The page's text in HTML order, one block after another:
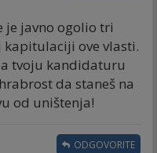
je javno ogolio tri
ove vlasti.
tvoju kandidaturu
da staneš na
od uništenja!
ODGOVORITE